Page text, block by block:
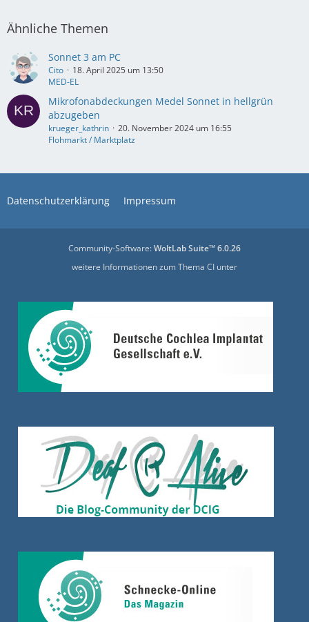
Ähnliche Themen
Sonnet 3 am PC
Cito
18. April 2025 um 13:50
MED-EL
Mikrofonabdeckungen Medel Sonnet in hellgrün
abzugeben
krueger_kathrin
20. November 2024 um 16:55
Flohmarkt / Marktplatz
Datenschutzerklärung Impressum
Community-Software:WoltLab Suite™ 6.0.26
weitere Informationen zum Thema CI unter